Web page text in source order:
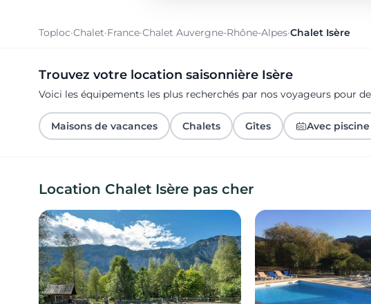
Toploc·Chalet·France·Chalet Auvergne-Rhône-Alpes·Chalet Isère
Trouvez votre location saisonnière Isère
Voici les équipements les plus recherchés par nos voyageurs pour
Maisons de vacances Chalets Gîtes Avec piscine
Location Chalet Isère pas cher